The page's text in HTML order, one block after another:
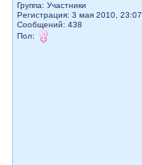
Группа: Участники
Регистрация: 3 мая 2010, 23:07
Сообщений: 438
Пол: